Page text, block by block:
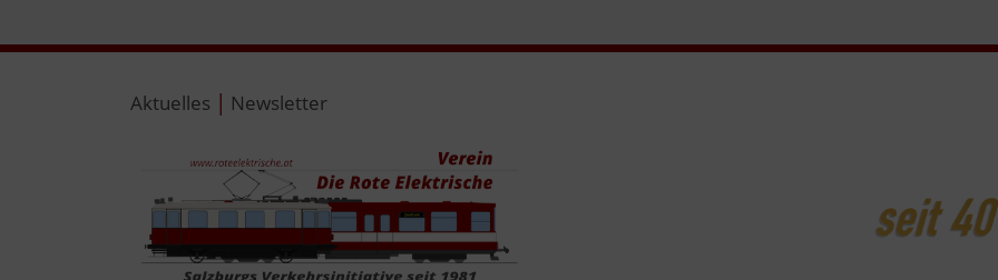
Aktuelles | Newsletter